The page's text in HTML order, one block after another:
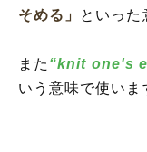
そめる」
といった
また “knit one's
いう意味で使いま